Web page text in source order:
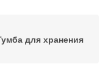
для хранения